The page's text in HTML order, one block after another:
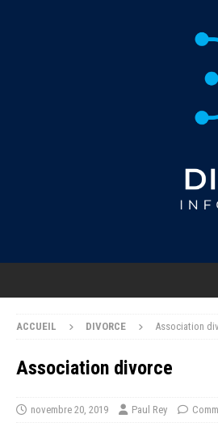
ACCUEIL DIVORCE Association
Association divorce
novembre 20, 2019 Paul Rey